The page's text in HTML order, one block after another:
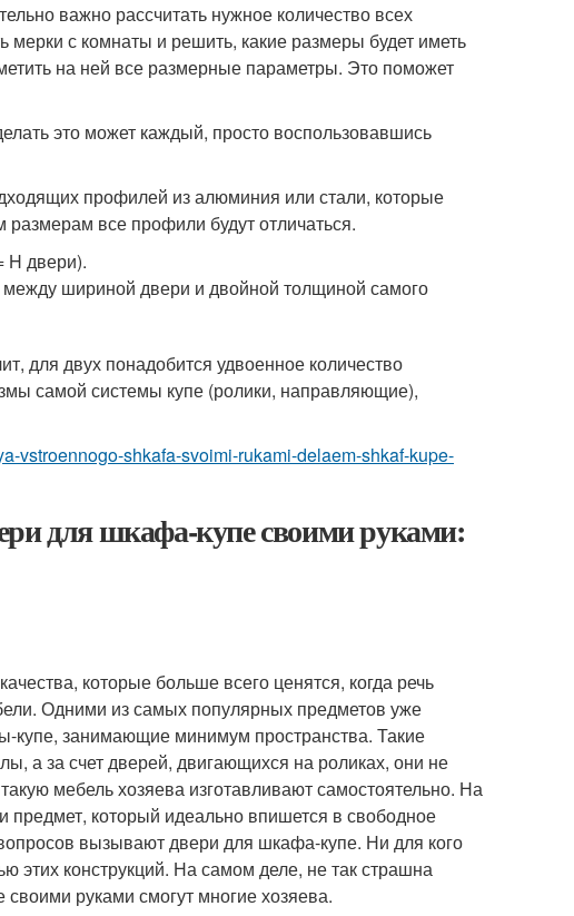
важно рассчитать нужное количество всех
с комнаты и решить, какие размеры будет иметь
на ней все размерные параметры. Это поможет
это может каждый, просто воспользовавшись
профилей из алюминия или стали, которые
все профили будут отличаться.
H двери).
между шириной двери и двойной толщиной самого
для двух понадобится удвоенное количество
самой системы купе (ролики, направляющие),
vstroennogo-shkafa-svoimi-rukami-delaem-shkaf-kupe-
для шкафа-купе своими руками:
которые больше всего ценятся, когда речь
Одними из самых популярных предметов уже
занимающие минимум пространства. Такие
а за счет дверей, двигающихся на роликах, они не
мебель хозяева изготавливают самостоятельно. На
предмет, который идеально впишется в свободное
вызывают двери для шкафа-купе. Ни для кого
этих конструкций. На самом деле, не так страшна
руками смогут многие хозяева.